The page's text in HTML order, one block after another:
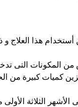
هذا العلاج
المكونات التى
كميات كبيرة من
الأشهر الثلاثة